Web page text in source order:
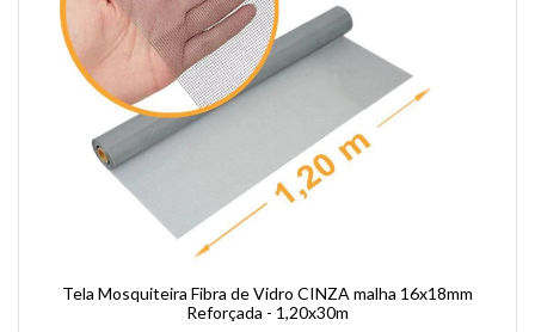
Tela Mosquiteira Fibra de Vidro CINZA malha 16x18mm
Reforçada - 1,20x30m